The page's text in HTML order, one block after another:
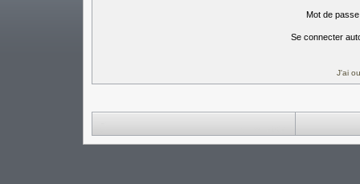
Mot de
Se connecter
J'ai